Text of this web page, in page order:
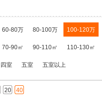
60-80万 80-100万 100-120万
70-90㎡ 90-110㎡ 110-130㎡
四室 五室 五室以上
20 40